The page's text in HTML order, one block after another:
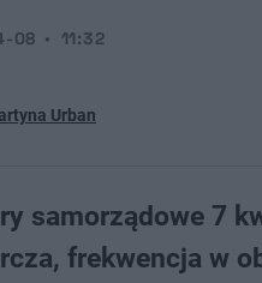
Urban
08 11:32
samorządowe 7
frekwencja w